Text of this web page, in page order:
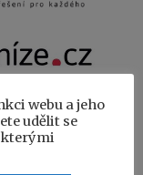
webu a jeho
udělit se
kterými